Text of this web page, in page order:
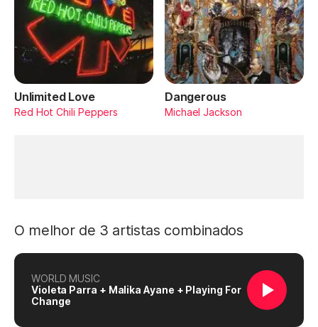
Unlimited Love
Red Hot Chili Peppers
Dangerous
Michael Jackson
O melhor de 3 artistas combinados
WORLD MUSIC
Violeta Parra + Malika Ayane + Playing For
Change